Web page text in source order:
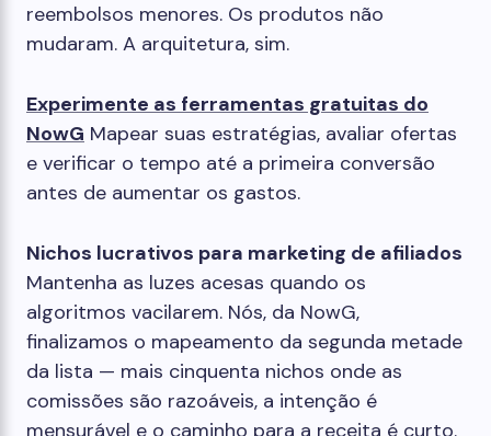
reembolsos menores. Os produtos não
mudaram. A arquitetura, sim.
Experimente as ferramentas gratuitas do
NowG Mapear suas estratégias, avaliar ofertas
e verificar o tempo até a primeira conversão
antes de aumentar os gastos.
Nichos lucrativos para marketing de afiliados
Mantenha as luzes acesas quando os
algoritmos vacilarem. Nós, da NowG,
finalizamos o mapeamento da segunda metade
da lista — mais cinquenta nichos onde as
comissões são razoáveis, a intenção é
mensurável e o caminho para a receita é curto.